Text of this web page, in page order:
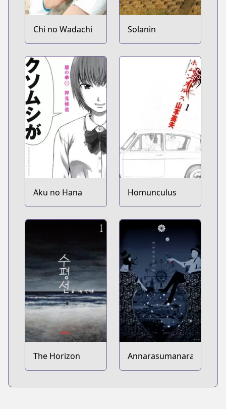
Chi no Wadachi Solanin
Aku no Hana Homunculus
The Horizon Annarasumanara